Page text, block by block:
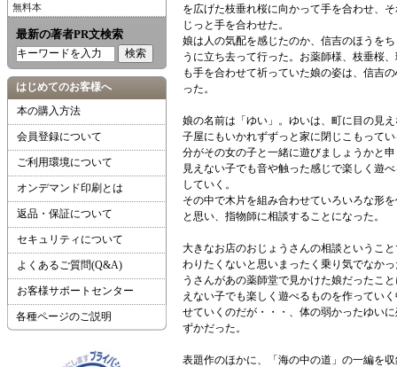
無料本
最新の著者PR文検索
はじめてのお客様へ
本の購入方法
会員登録について
ご利用環境について
オンデマンド印刷とは
返品・保証について
セキュリティについて
よくあるご質問(Q&A)
お客様サポートセンター
各種ページのご説明
を広げた枝垂れ桜に向かって手を合わせ、
じっと手を合わせた。
娘は人の気配を感じたのか、信吉のほうを
うに立ち去って行った。お薬師様、枝垂桜
も手を合わせて祈っていた娘の姿は、信吉
った。
娘の名前は「ゆい」。ゆいは、町に目の見
子屋にもいかれずずっと家に閉じこもって
分がその女の子と一緒に遊びましょうかと
見えない子でも音や触った感じで楽しく遊
していく。
その中で木片を組み合わせていろいろな形
と思い、指物師に相談することになった。
大きなお店のおじょうさんの相談というこ
わりたくないと思いまったく乗り気でなか
うさんがあの薬師堂で見かけた娘だったこ
えない子でも楽しく遊べるものを作ってい
せていくのだが・・・、体の弱かったゆい
ずかだった。
表題作のほかに、「海の中の道」の一編を